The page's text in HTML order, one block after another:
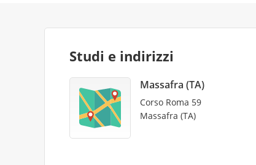
Studi e indirizzi
Massafra (TA)
Corso Roma 59
Massafra (TA)